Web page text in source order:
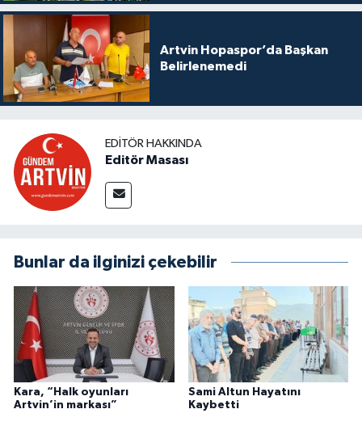
Artvin Hopaspor’da Başkan
Belirlenemedi
EDITÖR HAKKINDA
Editör Masası
Bunlar da ilginizi çekebilir
Kara, “Halk oyunları
Artvin’in markası”
Sami Altun Hayatını
Kaybetti